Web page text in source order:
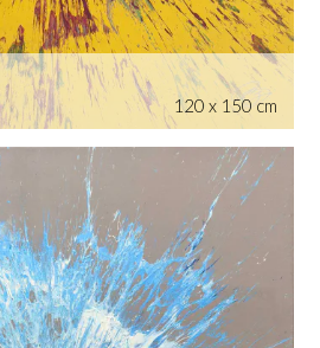
120 x 150 cm